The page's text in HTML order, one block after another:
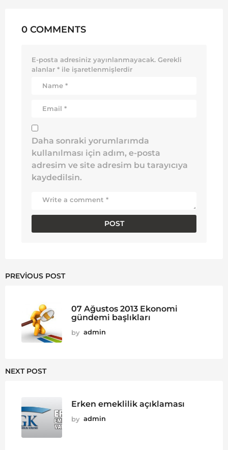
0 COMMENTS
E-posta adresiniz yayınlanmayacak. Gerekli
alanlar * ile işaretlenmişlerdir
Daha sonraki yorumlarımda
kullanılması için adım, e-posta
adresim ve site adresim bu tarayıcıya
kaydedilsin.
PREVIOUS POST
07 Ağustos 2013 Ekonomi
gündemi başlıkları
by admin
NEXT POST
Erken emeklilik açıklaması
by admin